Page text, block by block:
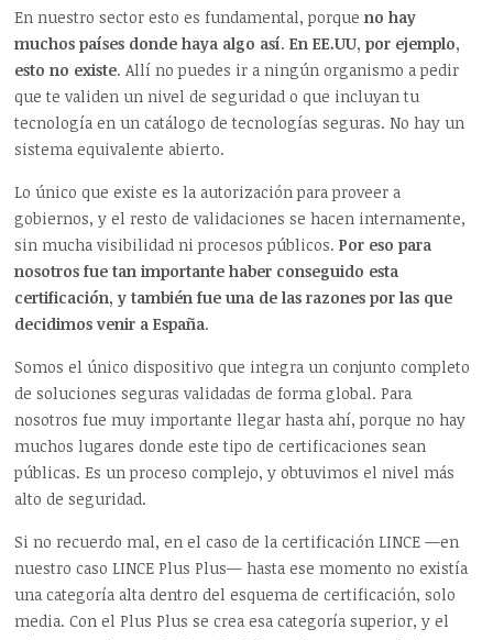
En nuestro sector esto es fundamental, porqueno hay
muchos países donde haya algo así.En EE.UU, por ejemplo,
esto no existe. Allí no puedes ir a ningún organismo a pedir
que te validen un nivel de seguridad o que incluyan tu
tecnología en un catálogo de tecnologías seguras. No hay un
sistema equivalente abierto.
Lo único que existe es la autorización para proveer a
gobiernos, y el resto de validaciones se hacen internamente,
sin mucha visibilidad ni procesos públicos.Por eso para
nosotros fue tan importante haber conseguido esta
certificación, y también fue una de las razones por las que
decidimos venir a España.
Somos el único dispositivo que integra un conjunto completo
de soluciones seguras validadas de forma global. Para
nosotros fue muy importante llegar hasta ahí, porque no hay
muchos lugares donde este tipo de certificaciones sean
públicas. Es un proceso complejo, y obtuvimos el nivel más
alto de seguridad.
Si no recuerdo mal, en el caso de la certificación LINCE —en
nuestro caso LINCE Plus Plus— hasta ese momento no existía
una categoría alta dentro del esquema de certificación, solo
media. Con el Plus Plus se crea esa categoría superior, y el